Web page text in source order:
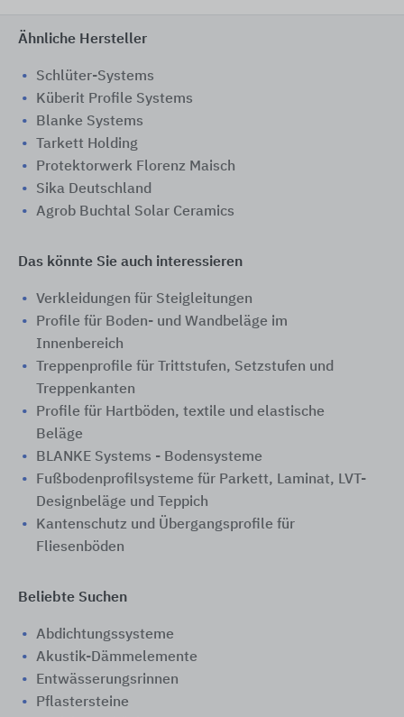
Ähnliche Hersteller
Schlüter-Systems
Küberit Profile Systems
Blanke Systems
Tarkett Holding
Protektorwerk Florenz Maisch
Sika Deutschland
Agrob Buchtal Solar Ceramics
Das könnte Sie auch interessieren
Verkleidungen für Steigleitungen
Profile für Boden- und Wandbeläge im
Innenbereich
Treppenprofile für Trittstufen, Setzstufen und
Treppenkanten
Profile für Hartböden, textile und elastische
Beläge
BLANKE Systems - Bodensysteme
Fußbodenprofilsysteme für Parkett, Laminat, LVT-
Designbeläge und Teppich
Kantenschutz und Übergangsprofile für
Fliesenböden
Beliebte Suchen
Abdichtungssysteme
Akustik-Dämmelemente
Entwässerungsrinnen
Pflastersteine